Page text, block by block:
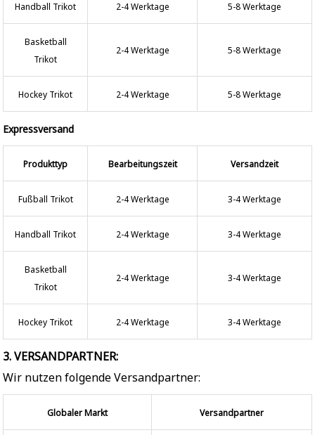
Handball Trikot 2-4 Werktage 5-8 Werktage
Basketball
Trikot
2-4 Werktage 5-8 Werktage
Hockey Trikot 2-4 Werktage 5-8 Werktage
Expressversand
Produkttyp Bearbeitungszeit Versandzeit
Fußball Trikot 2-4 Werktage 3-4 Werktage
Handball Trikot 2-4 Werktage 3-4 Werktage
Basketball
Trikot
2-4 Werktage 3-4 Werktage
Hockey Trikot 2-4 Werktage 3-4 Werktage
3. VERSANDPARTNER:
Wir nutzen folgende Versandpartner:
Globaler Markt Versandpartner